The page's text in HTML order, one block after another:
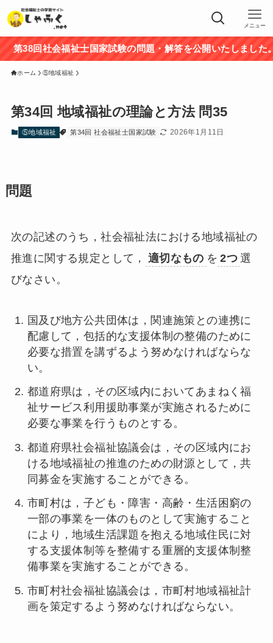
メニュー
回社会福祉士国家試験の問題・解答を公開いたしました。途
ホーム ⑤地域福祉
第34回 地域福祉の理論と方法 問35
⑤地域福祉 第34回 社会福祉士国家試験 2026年1月11日
問題
次の記述のうち，社会福祉法における地域福祉の
推進に関する規定として，
適切なもの を 2つ 選
びなさい。
国及び地方公共団体は，関連施策との連携に
配慮して，包括的な支援体制の整備のために
必要な措置を講ずるよう努めなければならな
い。
都道府県は，その区域内においてあまねく福
祉サービス利用援助事業が実施されるために
必要な事業を行うものとする。
都道府県社会福祉協議会は，その区域内にお
ける地域福祉の推進のための財源として，共
同募金を実施することができる。
市町村は，子ども・障害・高齢・生活困窮の
一部の事業を一体のものとして実施すること
により，地域生活課題を抱える地域住民に対
する支援体制等を整備する重層的支援体制整
備事業を実施することができる。
市町村社会福祉協議会は，市町村地域福祉計
画を策定するよう努めなければならない。